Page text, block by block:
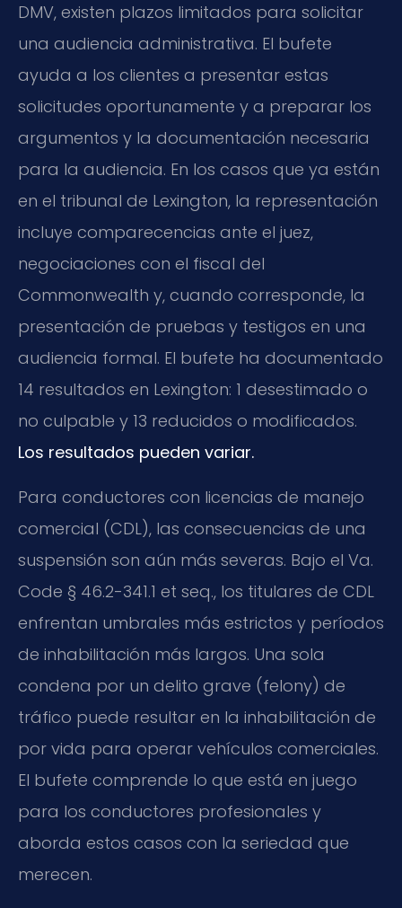
DMV, existen plazos limitados para solicitar
una audiencia administrativa. El bufete
ayuda a los clientes a presentar estas
solicitudes oportunamente y a preparar los
argumentos y la documentación necesaria
para la audiencia. En los casos que ya están
en el tribunal de Lexington, la representación
incluye comparecencias ante el juez,
negociaciones con el fiscal del
Commonwealth y, cuando corresponde, la
presentación de pruebas y testigos en una
audiencia formal. El bufete ha documentado
14 resultados en Lexington: 1 desestimado o
no culpable y 13 reducidos o modificados.
Los resultados pueden variar.
Para conductores con licencias de manejo
comercial (CDL), las consecuencias de una
suspensión son aún más severas. Bajo el Va.
Code § 46.2-341.1 et seq., los titulares de CDL
enfrentan umbrales más estrictos y períodos
de inhabilitación más largos. Una sola
condena por un delito grave (felony) de
tráfico puede resultar en la inhabilitación de
por vida para operar vehículos comerciales.
El bufete comprende lo que está en juego
para los conductores profesionales y
aborda estos casos con la seriedad que
merecen.